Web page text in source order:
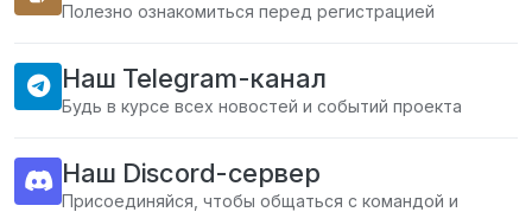
Полезно ознакомиться перед регистрацией
Наш Telegram-канал
Будь в курсе всех новостей и событий проекта
Наш Discord-сервер
Присоединяйся, чтобы общаться с командой и